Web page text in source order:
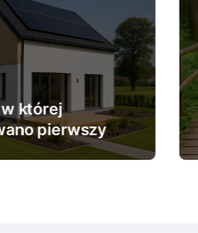
której
pierwszy